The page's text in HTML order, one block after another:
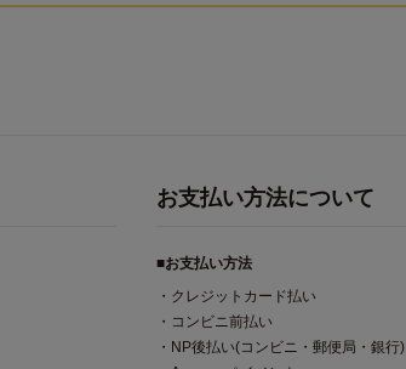
お支払い方法について
■お支払い方法
・クレジットカード払い
・コンビニ前払い
・NP後払い(コンビニ・郵便局・銀行)